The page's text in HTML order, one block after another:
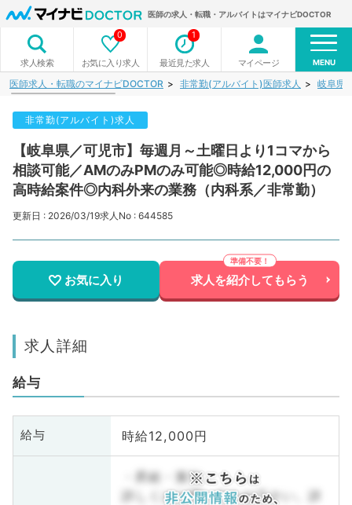
医師の求人・転職・アルバイトはマイナビDOCTOR
求人検索 お気に入り求人
0
最近見た求人
1
マイページ MENU
医師求人・転職のマイナビDOCTOR 非常勤(アルバイト)医師求人 岐阜県
非常勤(アルバイト)求人
【岐阜県／可児市】毎週月～土曜日より1コマから
相談可能／AMのみPMのみ可能◎時給12,000円の
高時給案件◎内科外来の業務（内科系／非常勤）
更新日 : 2026/03/19求人No : 644585
お気に入り 求人を紹介してもらう
求人詳細
給与
給与 時給12,000円
・昇給・賞与
詳しくはお問い合わせ下さい。詳